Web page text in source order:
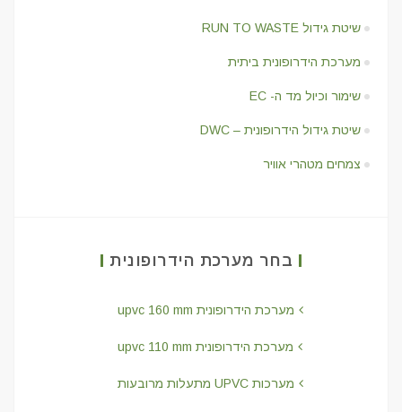
שיטת גידול RUN TO WASTE
מערכת הידרופונית ביתית
שימור וכיול מד ה- EC
שיטת גידול הידרופונית – DWC
צמחים מטהרי אוויר
בחר מערכת הידרופונית
מערכת הידרופונית upvc 160 mm
מערכת הידרופונית upvc 110 mm
מערכות UPVC מתעלות מרובעות